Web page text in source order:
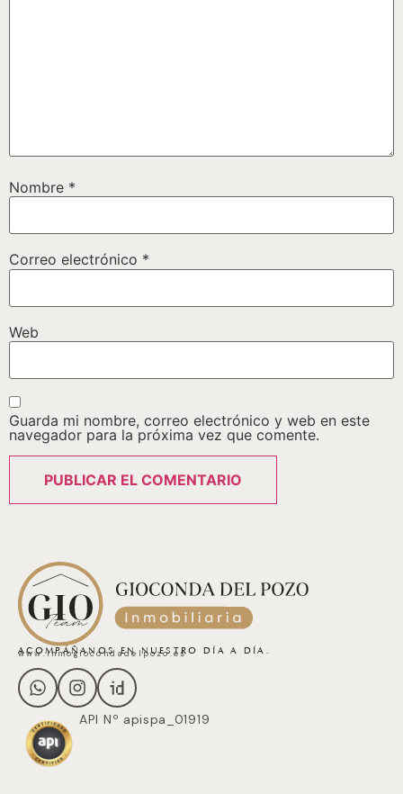
Nombre *
Correo electrónico *
Web
Guarda mi nombre, correo electrónico y web en este
navegador para la próxima vez que comente.
ACOMPÁÑANOS EN NUESTRO DÍA A DÍA.
www.inmogiocondadelpozo.es
API Nº apispa_01919